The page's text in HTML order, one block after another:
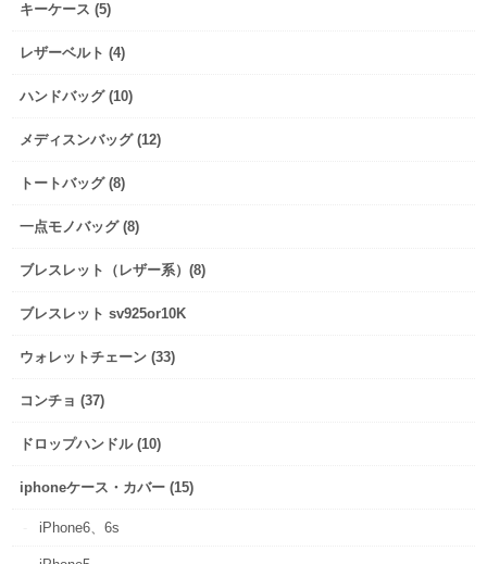
キーケース (5)
レザーベルト (4)
ハンドバッグ (10)
メディスンバッグ (12)
トートバッグ (8)
一点モノバッグ (8)
ブレスレット（レザー系）(8)
ブレスレット sv925or10K
ウォレットチェーン (33)
コンチョ (37)
ドロップハンドル (10)
iphoneケース・カバー (15)
iPhone6、6s